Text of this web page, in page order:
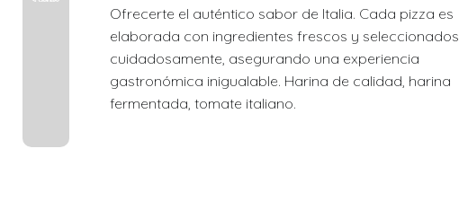
Ofrecerte el auténtico sabor de Italia. Cada pizza es
elaborada con ingredientes frescos y seleccionados
cuidadosamente, asegurando una experiencia
gastronómica inigualable. Harina de calidad, harina
fermentada, tomate italiano.